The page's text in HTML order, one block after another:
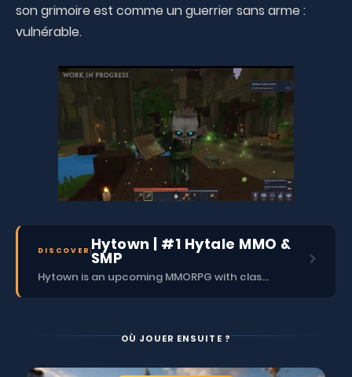
son grimoire est comme un guerrier sans arme :
vulnérable.
DISCOVER Hytown | #1 Hytale MMO &
SMP
Hytown is an upcoming MMORPG with classes, dungeons, skills, social content, and more.
OÙ JOUER ENSUITE ?